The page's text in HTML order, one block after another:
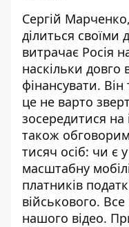
Сергій
ділиться своїми
витрачає Росія
наскільки
фінансувати.
це не варто
зосередитися
також
тисяч осіб: чи є
масштабну
платників
військового. Все
нашого відео.